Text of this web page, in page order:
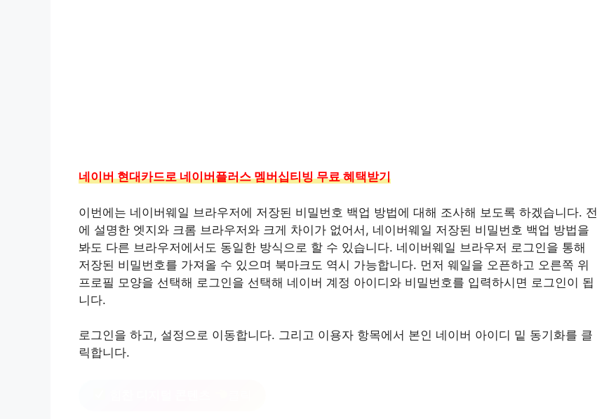
네이버 현대카드로 네이버플러스 멤버십티빙 무료 혜택받기
이번에는 네이버웨일 브라우저에 저장된 비밀번호 백업 방법에 대해 조사해 보도록 하겠습니다. 전
에 설명한 엣지와 크롬 브라우저와 크게 차이가 없어서, 네이버웨일 저장된 비밀번호 백업 방법을
봐도 다른 브라우저에서도 동일한 방식으로 할 수 있습니다. 네이버웨일 브라우저 로그인을 통해
저장된 비밀번호를 가져올 수 있으며 북마크도 역시 가능합니다. 먼저 웨일을 오픈하고 오른쪽 위
프로필 모양을 선택해 로그인을 선택해 네이버 계정 아이디와 비밀번호를 입력하시면 로그인이 됩
니다.
로그인을 하고, 설정으로 이동합니다. 그리고 이용자 항목에서 본인 네이버 아이디 밑 동기화를 클
릭합니다.